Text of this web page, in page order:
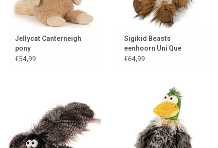
spectaculair dat de rodeopaarden er nog jarenlang over
napraatten.
Daarna wilde ze eigenlijk nog maar één ding, namelijk lekker
knuffelen en stiekem paardenraces op televisie kijken.......
Jellycat Canterneigh
pony
€54,99
Sigikid Beasts
eenhoorn Uni Que
€64,99